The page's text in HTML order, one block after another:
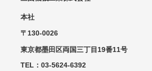
本社
〒130-0026
東京都墨田区両国三丁目19番11号
TEL：03-5624-6392